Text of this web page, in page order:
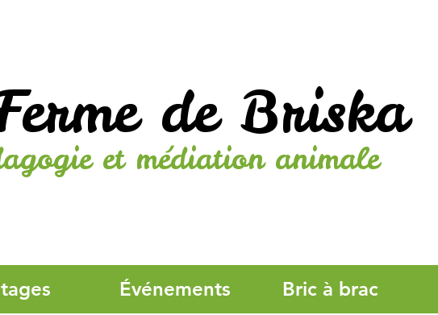
de Briska
et médiation animale
Événements Bric à brac